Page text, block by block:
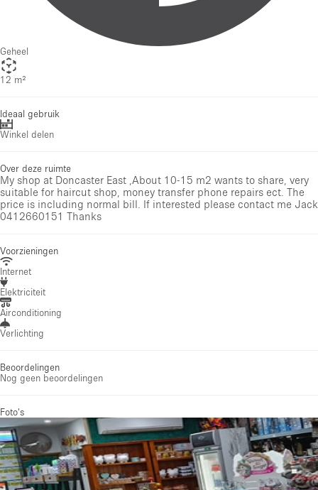
Geheel
12 m²
Ideaal gebruik
Winkel delen
Over deze ruimte
My shop at Doncaster East ,About 10-15 m2 wants to share, very
suitable for haircut shop, money transfer phone repairs ect. The
price is including normal bill. If interested please contact me Jack
0412660151 Thanks
Voorzieningen
Internet
Elektriciteit
Airconditioning
Verlichting
Beoordelingen
Nog geen beoordelingen
Foto's